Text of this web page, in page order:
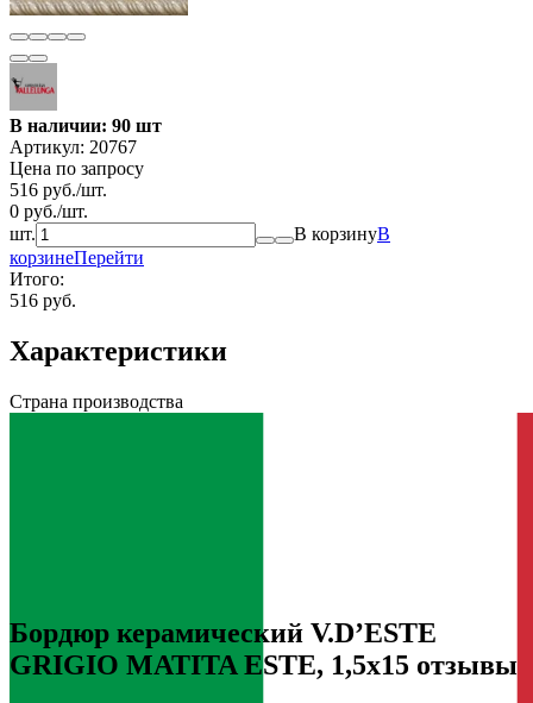
В наличии: 90 шт
Артикул: 20767
Цена по запросу
516 руб./шт.
0 руб./шт.
шт.
В корзинуВ
корзинеПерейти
Итого:
516 руб.
Характеристики
Страна производства
Бордюр керамический V.D’ESTE
GRIGIO MATITA ESTE, 1,5x15 отзывы